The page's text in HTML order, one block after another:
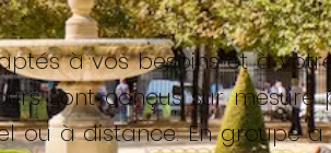
à vos besoins et à
sont conçus sur
ou à distance. En groupe